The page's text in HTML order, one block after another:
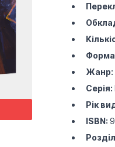
Жанр:
Серія:
Рік
ISBN: